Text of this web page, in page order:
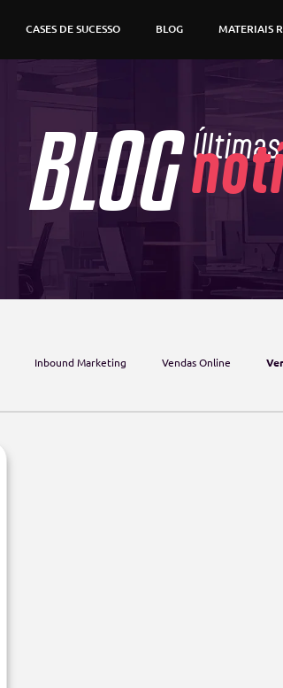
CASES DE SUCESSO BLOG MATERIAIS
BLOG Últimas
Inbound Marketing Vendas Online